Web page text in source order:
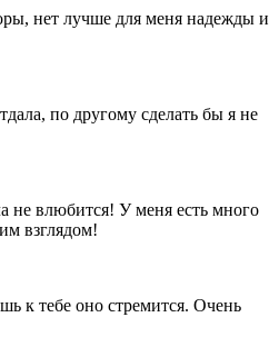
нет лучше для меня надежды и
по другому сделать бы я не
не влюбится! У меня есть много
взглядом!
к тебе оно стремится. Очень